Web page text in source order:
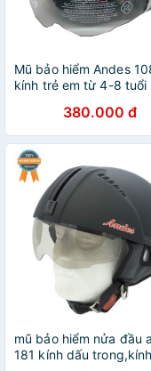
Mũ bảo hiểm Andes
kính trẻ em từ 4-8 tuổi
380.000 đ
mũ bảo hiểm nửa đầu
181 kính dấu